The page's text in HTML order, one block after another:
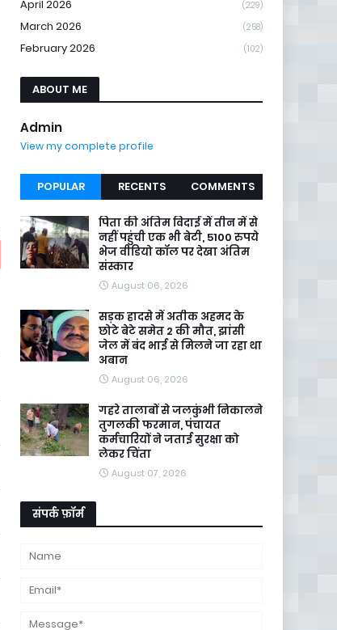
April 2026 (229)
March 2026 (258)
February 2026 (102)
ABOUT ME
Admin
View my complete profile
POPULAR RECENTS COMMENTS
पिता की अंतिम विदाई में तीन में से
नहीं पहुंची एक भी बेटी, 5100 रुपये
भेज वीडियो कॉल पर देखा अंतिम
संस्कार
August 06, 2026
सड़क हादसे में अतीक अहमद के
छोटे बेटे समेत 2 की मौत, झांसी
जेल में बंद भाई से मिलने जा रहा था
अबान
August 06, 2026
गहरे तालाबों से जलकुंभी निकालने
तुगलकी फरमान, पंचायत
कर्मचारियों ने जताई सुरक्षा को
लेकर चिंता
August 07, 2026
संपर्क फ़ॉर्म